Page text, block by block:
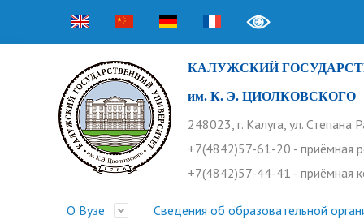
КАЛУЖСКИЙ
им. К. Э. ЦИОЛКОВСКОГО
248023, г. Калуга, ул. Степана
+7(4842)57-61-20 - приёмная
+7(4842)57-44-41 - приёмная
О Вузе Сведения об образовательной